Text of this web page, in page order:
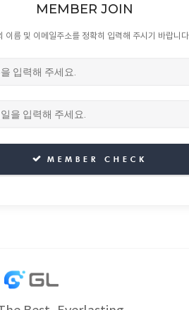
MEMBER JOIN
이름 및 이메일주소를 정확히 입력해 주시기 바랍니다